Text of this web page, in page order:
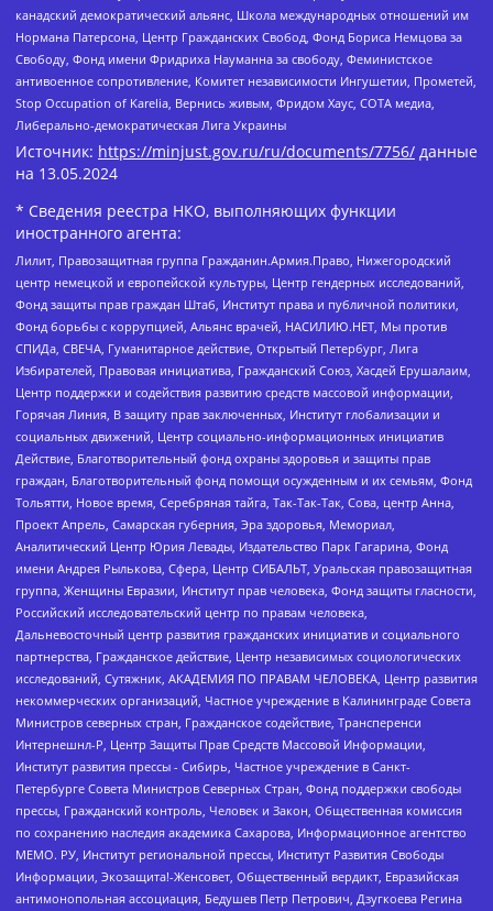
канадский демократический альянс, Школа международных отношений им
Нормана Патерсона, Центр Гражданских Свобод, Фонд Бориса Немцова за
Свободу, Фонд имени Фридриха Науманна за свободу, Феминистское
антивоенное сопротивление, Комитет независимости Ингушетии, Прометей,
Stop Occupation of Karelia, Вернись живым, Фридом Хаус, СОТА медиа,
Либерально-демократическая Лига Украины
Источник: https://minjust.gov.ru/ru/documents/7756/ данные
на 13.05.2024
* Сведения реестра НКО, выполняющих функции
иностранного агента:
Лилит, Правозащитная группа Гражданин.Армия.Право, Нижегородский
центр немецкой и европейской культуры, Центр гендерных исследований,
Фонд защиты прав граждан Штаб, Институт права и публичной политики,
Фонд борьбы с коррупцией, Альянс врачей, НАСИЛИЮ.НЕТ, Мы против
СПИДа, СВЕЧА, Гуманитарное действие, Открытый Петербург, Лига
Избирателей, Правовая инициатива, Гражданский Союз, Хасдей Ерушалаим,
Центр поддержки и содействия развитию средств массовой информации,
Горячая Линия, В защиту прав заключенных, Институт глобализации и
социальных движений, Центр социально-информационных инициатив
Действие, Благотворительный фонд охраны здоровья и защиты прав
граждан, Благотворительный фонд помощи осужденным и их семьям, Фонд
Тольятти, Новое время, Серебряная тайга, Так-Так-Так, Сова, центр Анна,
Проект Апрель, Самарская губерния, Эра здоровья, Мемориал,
Аналитический Центр Юрия Левады, Издательство Парк Гагарина, Фонд
имени Андрея Рылькова, Сфера, Центр СИБАЛЬТ, Уральская правозащитная
группа, Женщины Евразии, Институт прав человека, Фонд защиты гласности,
Российский исследовательский центр по правам человека,
Дальневосточный центр развития гражданских инициатив и социального
партнерства, Гражданское действие, Центр независимых социологических
исследований, Сутяжник, АКАДЕМИЯ ПО ПРАВАМ ЧЕЛОВЕКА, Центр развития
некоммерческих организаций, Частное учреждение в Калининграде Совета
Министров северных стран, Гражданское содействие, Трансперенси
Интернешнл-Р, Центр Защиты Прав Средств Массовой Информации,
Институт развития прессы - Сибирь, Частное учреждение в Санкт-
Петербурге Совета Министров Северных Стран, Фонд поддержки свободы
прессы, Гражданский контроль, Человек и Закон, Общественная комиссия
по сохранению наследия академика Сахарова, Информационное агентство
МЕМО. РУ, Институт региональной прессы, Институт Развития Свободы
Информации, Экозащита!-Женсовет, Общественный вердикт, Евразийская
антимонопольная ассоциация, Бедушев Петр Петрович, Дзугкоева Регина